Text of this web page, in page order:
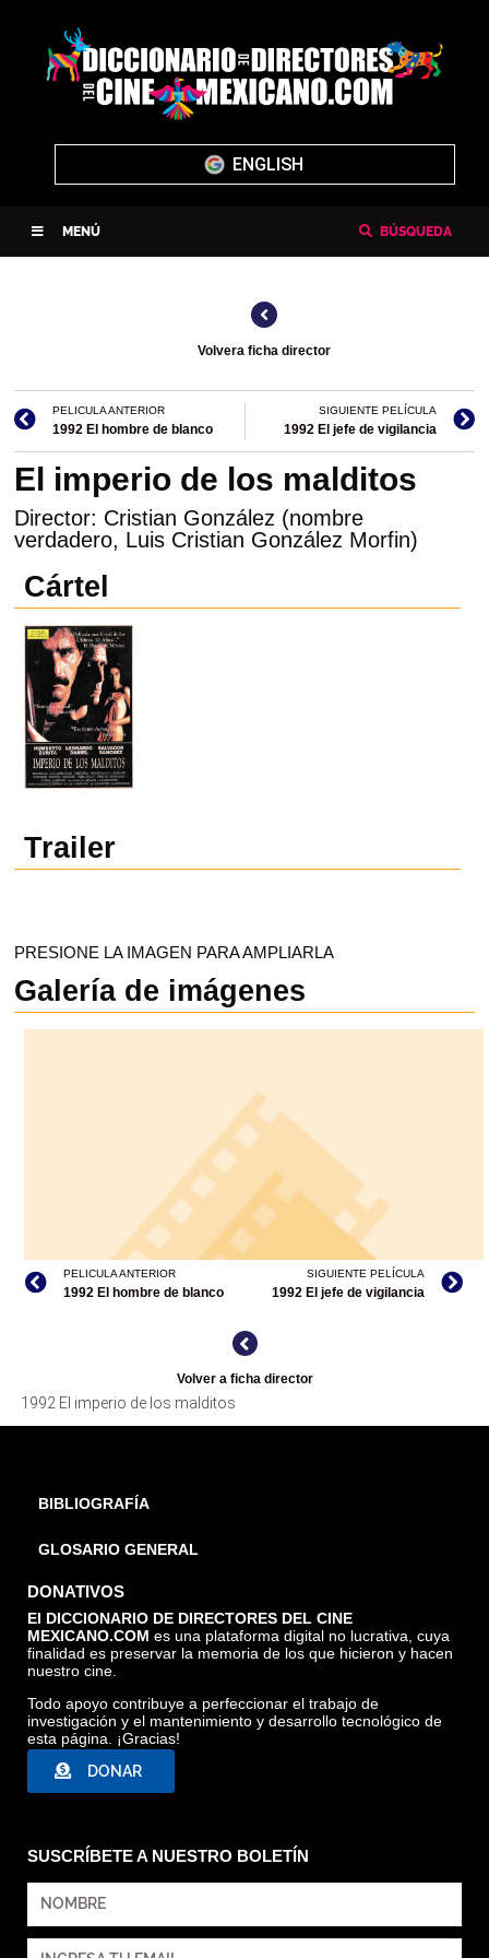
ENGLISH
MENÚ BÚSQUEDA
Volvera ficha director
PELICULA ANTERIOR
1992 El hombre de blanco
SIGUIENTE PELÍCULA
1992 El jefe de vigilancia
El imperio de los malditos
Director: Cristian González (nombre
verdadero, Luis Cristian González Morfin)
Cártel
Trailer
PRESIONE LA IMAGEN PARA AMPLIARLA
Galería de imágenes
PELICULA ANTERIOR
1992 El hombre de blanco
SIGUIENTE PELÍCULA
1992 El jefe de vigilancia
Volver a ficha director
1992 El imperio de los malditos
BIBLIOGRAFÍA
GLOSARIO GENERAL
DONATIVOS
El DICCIONARIO DE DIRECTORES DEL CINE
MEXICANO.COM es una plataforma digital no lucrativa, cuya
finalidad es preservar la memoria de los que hicieron y hacen
nuestro cine.
Todo apoyo contribuye a perfeccionar el trabajo de
investigación y el mantenimiento y desarrollo tecnológico de
esta página. ¡Gracias!
DONAR
SUSCRÍBETE A NUESTRO BOLETÍN